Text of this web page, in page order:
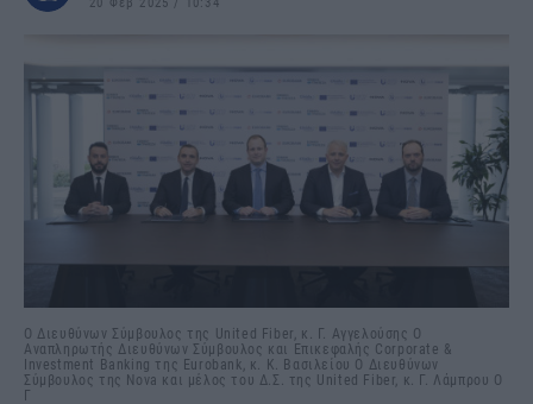
Ο Διευθύνων Σύμβουλος της United Fiber, κ. Γ. Αγγελούσης Ο
Αναπληρωτής Διευθύνων Σύμβουλος και Επικεφαλής Corporate &
Investment Banking της Eurobank, κ. Κ. Βασιλείου Ο Διευθύνων
Σύμβουλος της Nova και μέλος του Δ.Σ. της United Fiber, κ. Γ. Λάμπρου Ο
Γ